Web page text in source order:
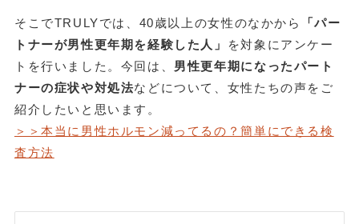
そこでTRULYでは、40歳以上の女性のなかから
「パー
トナーが男性更年期を経験した人」
を対象にアンケー
トを行いました。今回は、 男性更年期になったパート
ナーの症状や対処法などについて、女性たちの声をご
紹介したいと思います。
＞＞本当に男性ホルモン減ってるの？簡単にできる検
査方法